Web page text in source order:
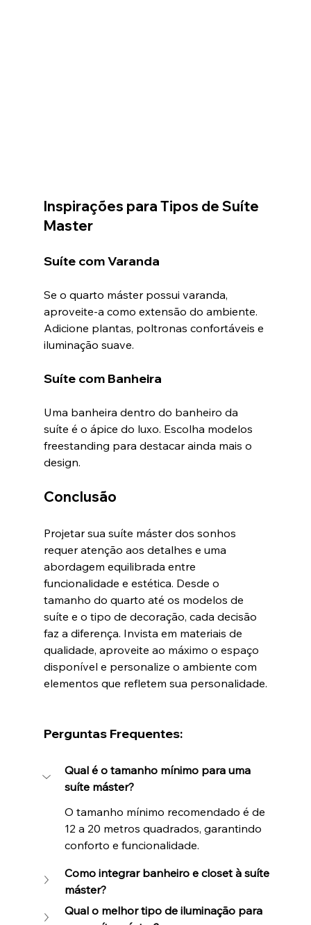
Inspirações para Tipos de Suíte
Master
Suíte com Varanda
Se o quarto máster possui varanda,
aproveite-a como extensão do ambiente.
Adicione plantas, poltronas confortáveis e
iluminação suave.
Suíte com Banheira
Uma banheira dentro do banheiro da
suíte é o ápice do luxo. Escolha modelos
freestanding para destacar ainda mais o
design.
Conclusão
Projetar sua suíte máster dos sonhos
requer atenção aos detalhes e uma
abordagem equilibrada entre
funcionalidade e estética. Desde o
tamanho do quarto até os modelos de
suíte e o tipo de decoração, cada decisão
faz a diferença. Invista em materiais de
qualidade, aproveite ao máximo o espaço
disponível e personalize o ambiente com
elementos que refletem sua personalidade.
Perguntas Frequentes:
Qual é o tamanho mínimo para uma
suíte máster?
O tamanho mínimo recomendado é de
12 a 20 metros quadrados, garantindo
conforto e funcionalidade.
Como integrar banheiro e closet à suíte
máster?
Qual o melhor tipo de iluminação para